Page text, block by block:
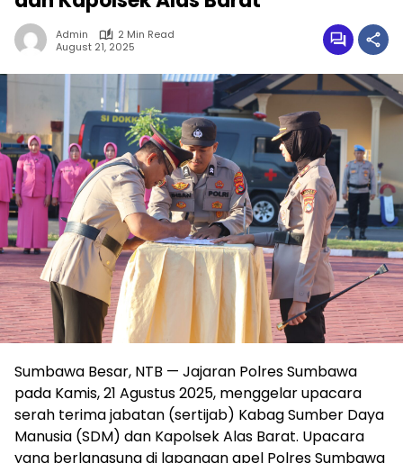
Admin
2 Min Read
August 21, 2025
Sumbawa Besar, NTB — Jajaran Polres Sumbawa
pada Kamis, 21 Agustus 2025, menggelar upacara
serah terima jabatan (sertijab) Kabag Sumber Daya
Manusia (SDM) dan Kapolsek Alas Barat. Upacara
yang berlangsung di lapangan apel Polres Sumbawa